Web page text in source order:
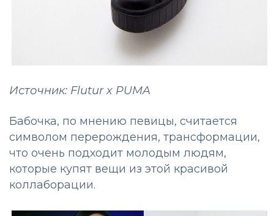
Источник: Flutur x PUMA
Бабочка, по мнению певицы, считается
символом перерождения, трансформации,
что очень подходит молодым людям,
которые купят вещи из этой красивой
коллаборации.